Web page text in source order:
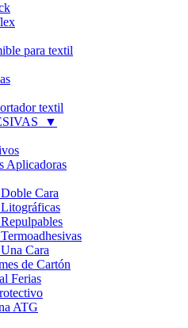
para textil
textil
▼
Aplicadoras
Cara
Cara
de Cartón
Ferias
ATG